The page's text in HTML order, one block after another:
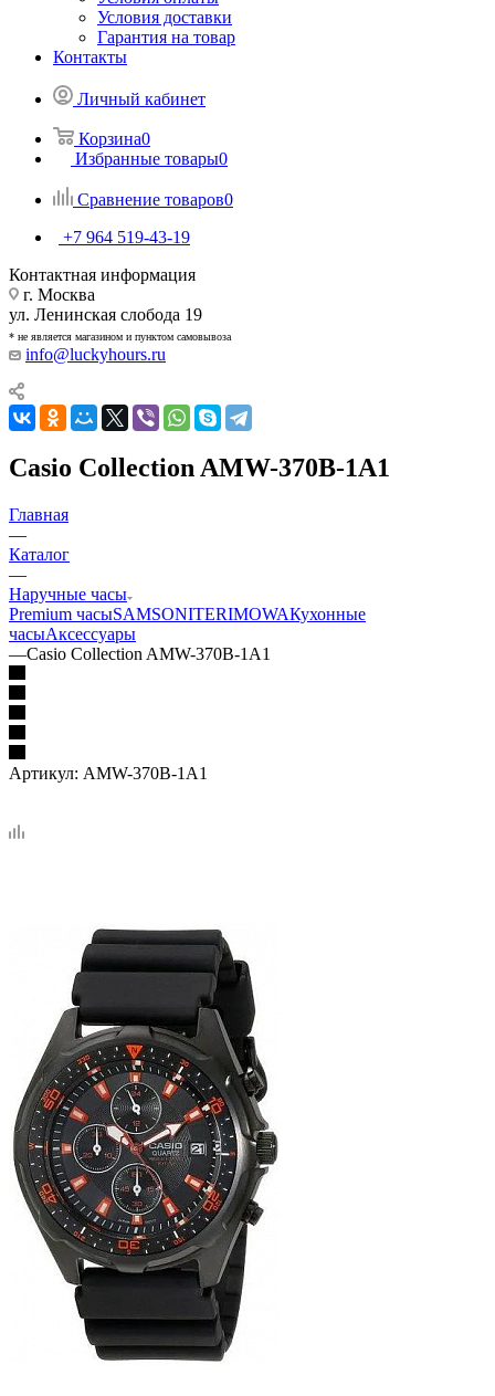
Условия доставки
Гарантия на товар
Контакты
Личный кабинет
Корзина0
Избранные товары0
Сравнение товаров0
+7 964 519-43-19
Контактная информация
г. Москва
ул. Ленинская слобода 19
* не является магазином и пунктом самовывоза
info@luckyhours.ru
Casio Collection AMW-370B-1A1
Главная
—
Каталог
—
Наручные часы
Premium часыSAMSONITERIMOWAКухонные
часыАксессуары
—Casio Collection AMW-370B-1A1
Артикул: AMW-370B-1A1